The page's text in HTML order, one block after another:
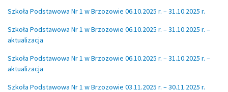
Szkoła Podstawowa Nr 1 w Brzozowie 06.10.2025 r. – 31.10.2025 r.
Szkoła Podstawowa Nr 1 w Brzozowie 06.10.2025 r. – 31.10.2025 r. –
aktualizacja
Szkoła Podstawowa Nr 1 w Brzozowie 06.10.2025 r. – 31.10.2025 r. –
aktualizacja
Szkoła Podstawowa Nr 1 w Brzozowie 03.11.2025 r. – 30.11.2025 r.